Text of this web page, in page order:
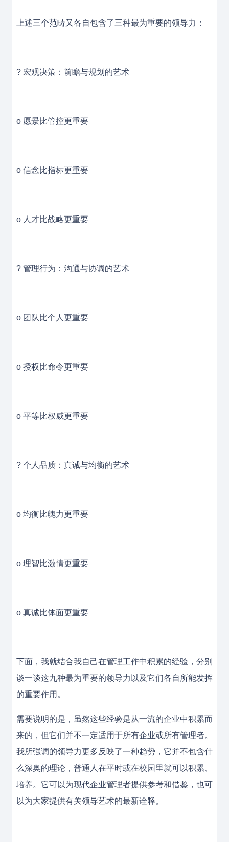
上述三个范畴又各自包含了三种最为重要的领导力：
? 宏观决策：前瞻与规划的艺术
o 愿景比管控更重要
o 信念比指标更重要
o 人才比战略更重要
? 管理行为：沟通与协调的艺术
o 团队比个人更重要
o 授权比命令更重要
o 平等比权威更重要
? 个人品质：真诚与均衡的艺术
o 均衡比魄力更重要
o 理智比激情更重要
o 真诚比体面更重要
下面，我就结合我自己在管理工作中积累的经验，分别
谈一谈这九种最为重要的领导力以及它们各自所能发挥
的重要作用。
需要说明的是，虽然这些经验是从一流的企业中积累而
来的，但它们并不一定适用于所有企业或所有管理者。
我所强调的领导力更多反映了一种趋势，它并不包含什
么深奥的理论，普通人在平时或在校园里就可以积累、
培养。它可以为现代企业管理者提供参考和借鉴，也可
以为大家提供有关领导艺术的最新诠释。